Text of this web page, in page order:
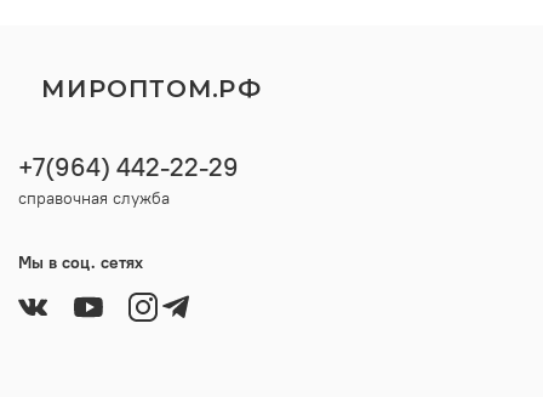
МИРОПТОМ.РФ
+7(964) 442-22-29
справочная служба
Мы в соц. сетях